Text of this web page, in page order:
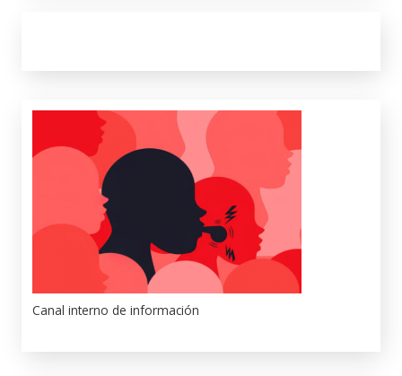
Canal interno de información